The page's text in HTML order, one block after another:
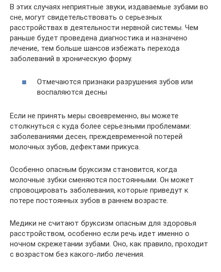
В этих случаях неприятные звуки, издаваемые зубами во
сне, могут свидетельствовать о серьезных
расстройствах в деятельности нервной системы. Чем
раньше будет проведена диагностика и назначено
лечение, тем больше шансов избежать перехода
заболеваний в хроническую форму.
Отмечаются признаки разрушения зубов или
воспаляются десны
Если не принять меры своевременно, вы можете
столкнуться с куда более серьезными проблемами:
заболеваниями десен, преждевременной потерей
молочных зубов, дефектами прикуса.
Особенно опасным бруксизм становится, когда
молочные зубки сменяются постоянными. Он может
спровоцировать заболевания, которые приведут к
потере постоянных зубов в раннем возрасте.
Медики не считают бруксизм опасным для здоровья
расстройством, особенно если речь идет именно о
ночном скрежетании зубами. Оно, как правило, проходит
с возрастом без какого-либо лечения.